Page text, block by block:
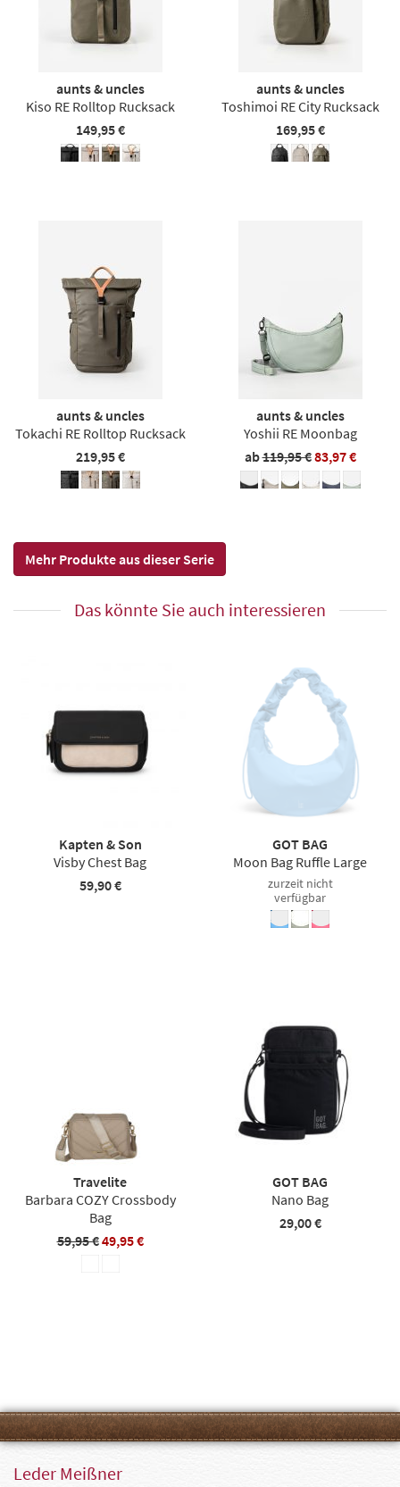
aunts & uncles
Kiso RE Rolltop Rucksack
149,95 €
aunts & uncles
Toshimoi RE City Rucksack
169,95 €
aunts & uncles
Tokachi RE Rolltop Rucksack
219,95 €
aunts & uncles
Yoshii RE Moonbag
ab119,95 €83,97 €
Mehr Produkte aus dieser Serie
Das könnte Sie auch interessieren
Kapten & Son
Visby Chest Bag
59,90 €
GOT BAG
Moon Bag Ruffle Large
zurzeit nicht
verfügbar
Travelite
Barbara COZY Crossbody
Bag
59,95 €49,95 €
GOT BAG
Nano Bag
29,00 €
Leder Meißner